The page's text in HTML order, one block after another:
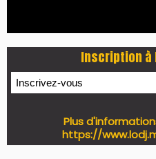
Inscription
Plus
https://